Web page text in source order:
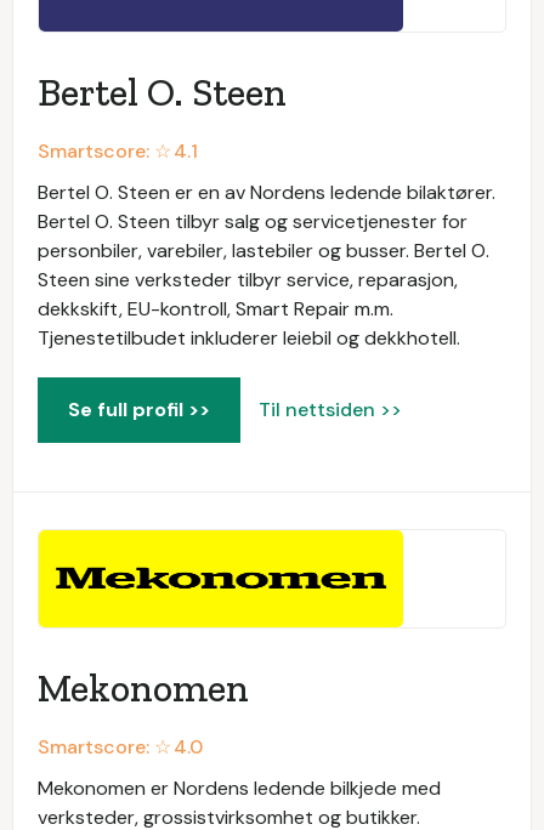
Bertel O. Steen
Smartscore: ☆4.1
Bertel O. Steen er en av Nordens ledende bilaktører.
Bertel O. Steen tilbyr salg og servicetjenester for
personbiler, varebiler, lastebiler og busser. Bertel O.
Steen sine verksteder tilbyr service, reparasjon,
dekkskift, EU-kontroll, Smart Repair m.m.
Tjenestetilbudet inkluderer leiebil og dekkhotell.
Se full profil >> Til nettsiden >>
Mekonomen
Smartscore: ☆4.0
Mekonomen er Nordens ledende bilkjede med
verksteder, grossistvirksomhet og butikker.